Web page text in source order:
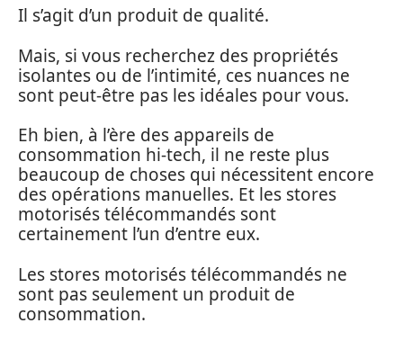
Il s’agit d’un produit de qualité.
Mais, si vous recherchez des propriétés
isolantes ou de l’intimité, ces nuances ne
sont peut-être pas les idéales pour vous.
Eh bien, à l’ère des appareils de
consommation hi-tech, il ne reste plus
beaucoup de choses qui nécessitent encore
des opérations manuelles. Et les stores
motorisés télécommandés sont
certainement l’un d’entre eux.
Les stores motorisés télécommandés ne
sont pas seulement un produit de
consommation.